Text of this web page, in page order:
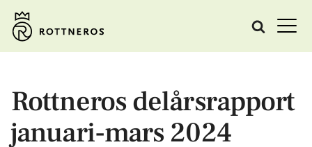
Rottneros delårsrapport
januari-mars 2024